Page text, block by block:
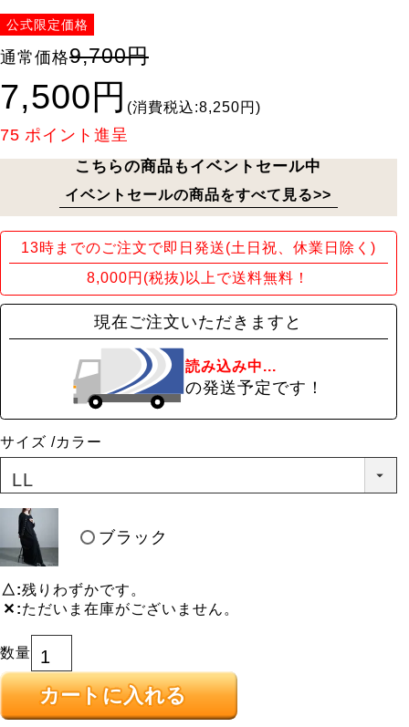
公式限定価格
通常価格9,700円
7,500円 (消費税込:8,250円)
75 ポイント進呈
こちらの商品もイベントセール中
イベントセールの商品をすべて見る>>
13時までのご注文で即日発送(土日祝、休業日除く)
8,000円(税抜)以上で送料無料！
現在ご注文いただきますと
読み込み中...
の発送予定です！
サイズ カラー
ブラック
△ 残りわずかです。
✕ ただいま在庫がございません。
カートに入れる